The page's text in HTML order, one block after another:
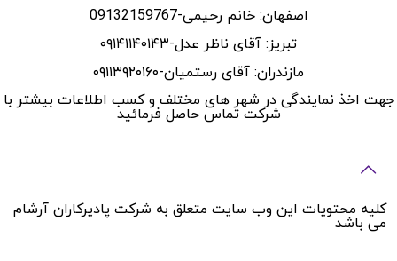
اصفهان: خانم رحیمی-09132159767
تبریز: آقای ناظر عدل-۰۹۱۴۱۱۴۰۱۴۳
مازندران: آقای رستمیان-۰۹۱۱۳۹۲۰۱۶۰
جهت اخذ نمایندگی در شهر های مختلف و کسب اطلاعات بیشتر با
شرکت تماس حاصل فرمائید
کلیه محتویات این وب سایت متعلق به شرکت پادیرکاران آرشام
می باشد